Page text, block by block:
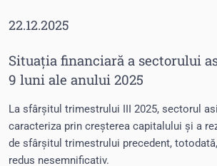
22.12.2025
Situația financiară a sectorului
9 luni ale anului 2025
La sfârșitul trimestrului III 2025, sectorul
caracteriza prin creșterea capitalului și a
de sfârșitul trimestrului precedent,
redus nesemnificativ.